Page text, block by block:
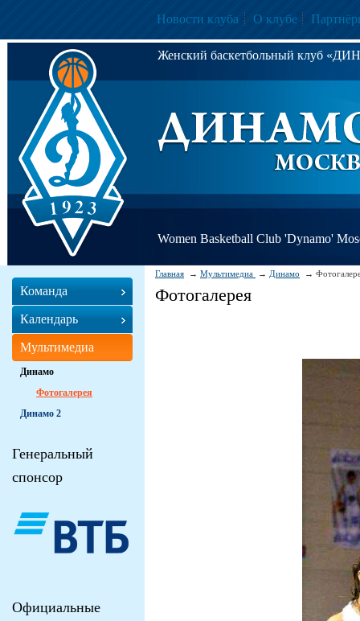
Новости клуба О клубе
Женский баскетбольный клуб
Women Basketball Club 'Dynamo'
Главная Мультимедиа Динамо
Фотогалерея
Команда
Календарь
Мультимедиа
Динамо
Фотогалерея
Динамо 2
Генеральный
спонсор
Официальные